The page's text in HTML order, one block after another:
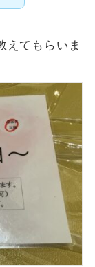
えてもらいま